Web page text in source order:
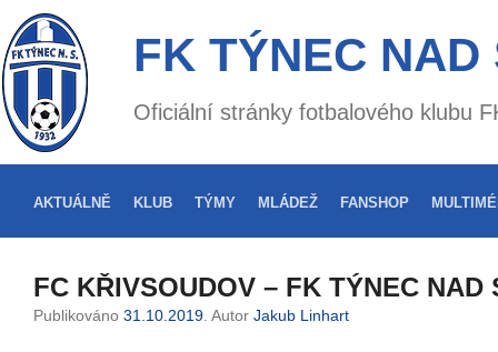
FK TÝNEC NAD
Oficiální stránky fotbalového klubu
AKTUÁLNĚ KLUB TÝMY MLÁDEŽ FANSHOP
FC KŘIVSOUDOV – FK TÝNEC NAD
Publikováno 31.10.2019 . Autor Jakub Linhart